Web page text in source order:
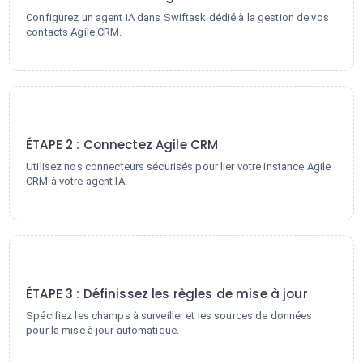
Configurez un agent IA dans Swiftask dédié à la gestion de vos
contacts Agile CRM.
ÉTAPE 2 : Connectez Agile CRM
Utilisez nos connecteurs sécurisés pour lier votre instance Agile
CRM à votre agent IA.
ÉTAPE 3 : Définissez les règles de mise à jour
Spécifiez les champs à surveiller et les sources de données
pour la mise à jour automatique.